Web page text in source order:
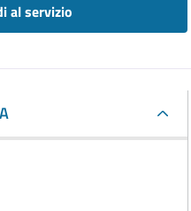
al servizio